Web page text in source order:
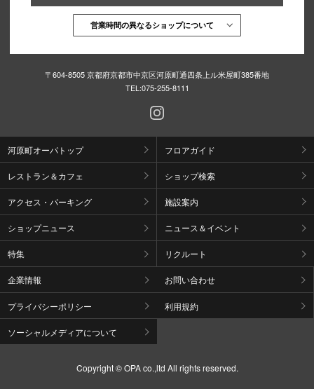
営業時間の異なるショップについて
〒604-8505 京都府京都市中京区河原町通四条上ル米屋町385番地
TEL:075-255-8111
河原町オーパトップ フロアガイド
レストラン＆カフェ ショップ検索
アクセス・パーキング 施設案内
ショップニュース ニュース＆イベント
特集 リクルート
企業情報 お問い合わせ
プライバシーポリシー 利用規約
ソーシャルメディアについて
Copyright © OPA co.,ltd All rights reserved.